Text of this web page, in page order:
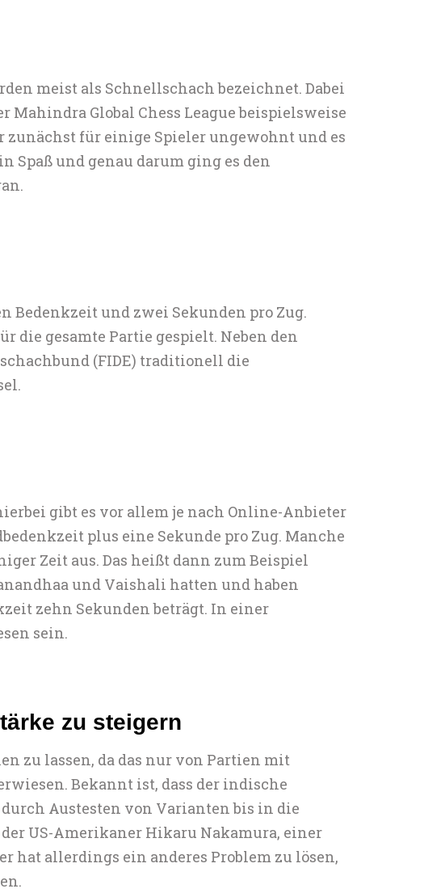
meist als Schnellschach bezeichnet. Dabei
Global Chess League beispielsweise
zunächst für einige Spieler ungewohnt und es
Spaß und genau darum ging es den
und zwei Sekunden pro Zug.
gesamte Partie gespielt. Neben den
(FIDE) traditionell die
gibt es vor allem je nach Online-Anbieter
plus eine Sekunde pro Zug. Manche
Zeit aus. Das heißt dann zum Beispiel
und Vaishali hatten und haben
zehn Sekunden beträgt. In einer
sein.
zu steigern
zu lassen, da das nur von Partien mit
Bekannt ist, dass der indische
Austesten von Varianten bis in die
US-Amerikaner Hikaru Nakamura, einer
hat allerdings ein anderes Problem zu lösen,